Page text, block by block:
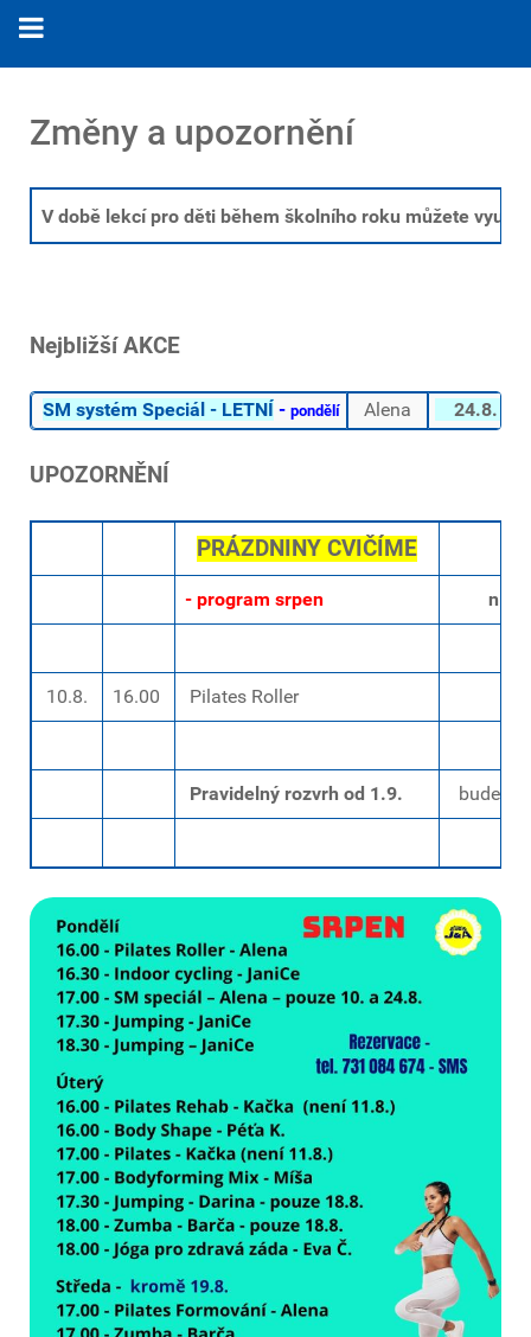
Změny a upozornění
V době lekcí pro děti během školního roku můžete
Nejbližší AKCE
SM systém Speciál - LETNÍ - pondělí Alena 24.8.
UPOZORNĚNÍ
PRÁZDNINY CVIČÍME
- program srpen níže
10.8. 16.00 Pilates Roller
Pravidelný rozvrh od 1.9. bude